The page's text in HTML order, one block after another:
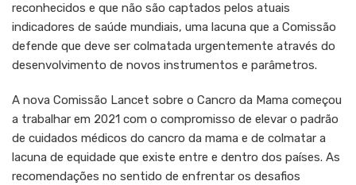
reconhecidos e que não são captados pelos atuais
indicadores de saúde mundiais, uma lacuna que a Comissão
defende que deve ser colmatada urgentemente através do
desenvolvimento de novos instrumentos e parâmetros.
A nova Comissão Lancet sobre o Cancro da Mama começou
a trabalhar em 2021 com o compromisso de elevar o padrão
de cuidados médicos do cancro da mama e de colmatar a
lacuna de equidade que existe entre e dentro dos países. As
recomendações no sentido de enfrentar os desafios